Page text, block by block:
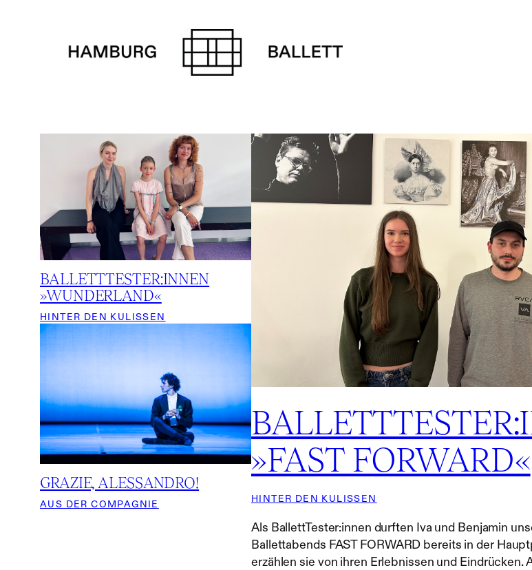
BALLETTTESTER:INNEN
»WUNDERLAND«
HINTER DEN KULISSEN
GRAZIE, ALESSANDRO!
AUS DER COMPAGNIE
»FAST FORWARD«
HINTER DEN KULISSEN
Als BallettTester:innen durften Iva und Benjamin
Ballettabends FAST FORWARD bereits in der
erzählen sie von ihren Erlebnissen und Eindrücken.